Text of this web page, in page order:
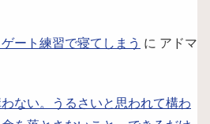
ート練習で寝てしまう に アドマ
ない。うるさいと思われて構わ